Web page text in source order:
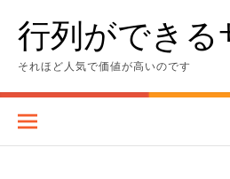
content行列ができる
それほど人気で価値が高いのです